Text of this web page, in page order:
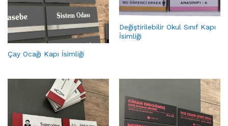
Çay Ocağı Kapı İsimliği
Değiştirilebilir Okul Sınıf Kapı
İsimliği